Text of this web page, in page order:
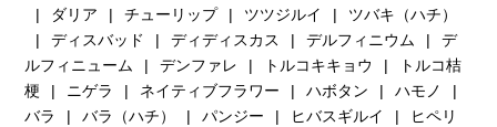
ダリア
チューリップ ツツジルイ
ツバキ（ハチ）
ディスバッド
ディディスカス デルフィニウム
デ
ルフィニューム
デンファレ トルコキキョウ
トルコ桔
梗
ニゲラ ネイティブフラワー ハボタン
ハモノ
バラ
バラ（ハチ） パンジー ヒバスギルイ
ヒペリ